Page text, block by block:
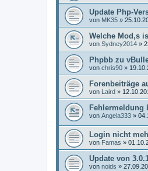
Update Php-
von MK35 »
Welche Mod,s
von Sydney2014 »
Phpbb zu
von chris90 »
Forenbeiträge
von Laird »
Fehlermeldung
von Angela333 »
Login nicht
von Famas »
Update von
von noids »